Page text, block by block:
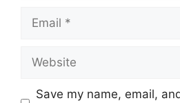
Email
Website
Save my name, email,